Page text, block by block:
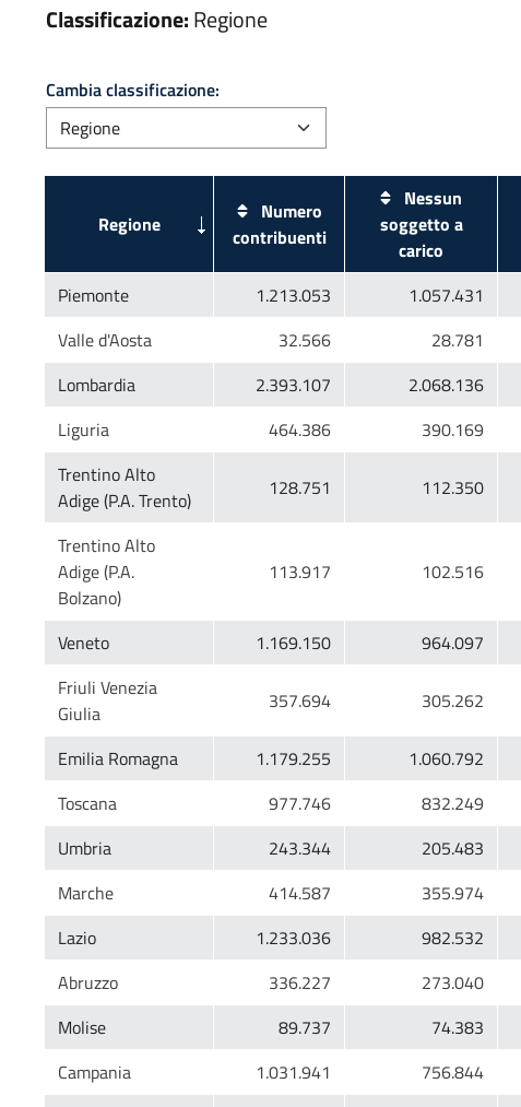
Classificazione:Regione
Cambia classificazione:
Numero
Nessun
soggetto a
Trentino Alto
Trentino Alto
Adige (P.A.
Friuli Venezia